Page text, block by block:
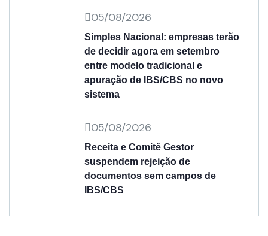
05/08/2026
Simples Nacional: empresas terão
de decidir agora em setembro
entre modelo tradicional e
apuração de IBS/CBS no novo
sistema
05/08/2026
Receita e Comitê Gestor
suspendem rejeição de
documentos sem campos de
IBS/CBS